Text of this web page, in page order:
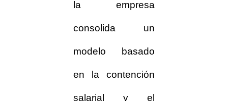
la empresa
consolida un
modelo basado
en la contención
salarial y el